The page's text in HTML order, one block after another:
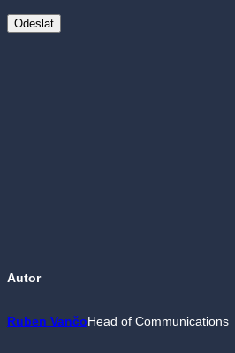
Autor
Ruben VančoHead of Communications